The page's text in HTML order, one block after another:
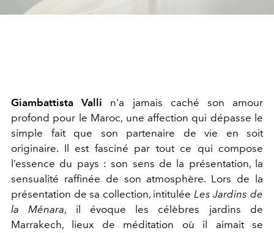
Giambattista Valli n'a jamais caché son amour
profond pour le Maroc, une affection qui dépasse le
simple fait que son partenaire de vie en soit
originaire. Il est fasciné par tout ce qui compose
l’essence du pays : son sens de la présentation, la
sensualité raffinée de son atmosphère. Lors de la
présentation de sa collection, intitulée Les Jardins de
la Ménara, il évoque les célèbres jardins de
Marrakech, lieux de méditation où il aimait se